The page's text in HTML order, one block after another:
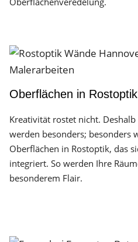
Oberflächen in
Kreativität rostet nicht.
werden besonders; besonders
Oberflächen in Rostoptik, das
integriert. So werden Ihre
besonderem Flair.